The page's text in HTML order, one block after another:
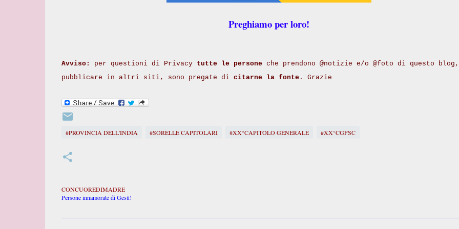
Preghiamo per loro!
Avviso: per questioni di Privacy tutte le personeche prendono @notizie e/o @foto di questo
pubblicare in altri siti, sono pregate di citarne la fonte. Grazie
#PROVINCIA DELL'INDIA #SORELLE CAPITOLARI #XX°CAPITOLO GENERALE #XX°CGFSC
CONCUOREDIMADRE
Persone innamorate di Gesù!